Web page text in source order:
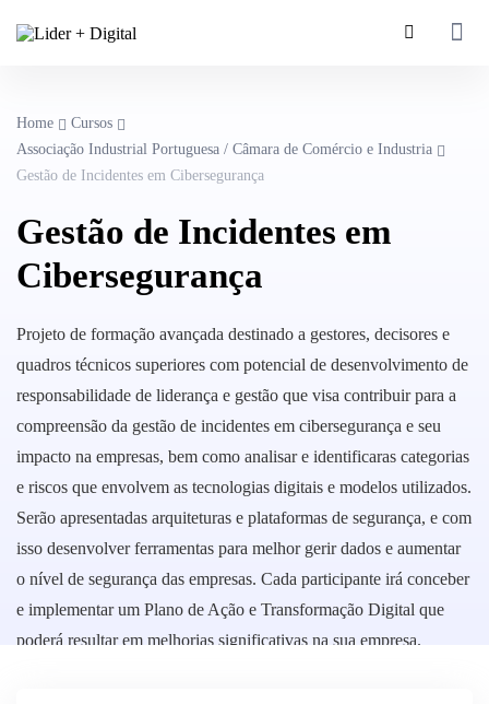
Home
Cursos
Associação Industrial Portuguesa / Câmara de Comércio e Industria
Gestão de Incidentes em Cibersegurança
Gestão de Incidentes em
Cibersegurança
Projeto de formação avançada destinado a gestores, decisores e
quadros técnicos superiores com potencial de desenvolvimento de
responsabilidade de liderança e gestão que visa contribuir para a
compreensão da gestão de incidentes em cibersegurança e seu
impacto na empresas, bem como analisar e identificaras categorias
e riscos que envolvem as tecnologias digitais e modelos utilizados.
Serão apresentadas arquiteturas e plataformas de segurança, e com
isso desenvolver ferramentas para melhor gerir dados e aumentar
o nível de segurança das empresas. Cada participante irá conceber
e implementar um Plano de Ação e Transformação Digital que
poderá resultar em melhorias significativas na sua empresa.